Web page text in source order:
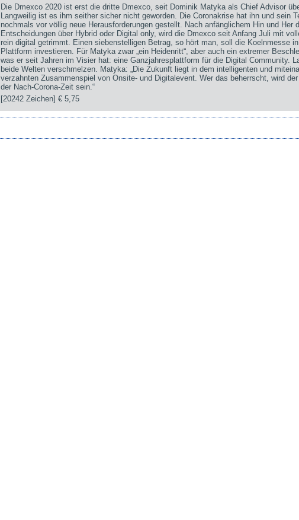
Die Dmexco 2020 ist erst die dritte Dmexco, seit Dominik Matyka als Chief Advisor
Langweilig ist es ihm seither sicher nicht geworden. Die Coronakrise hat ihn und sein
nochmals vor völlig neue Herausforderungen gestellt. Nach anfänglichem Hin und Her
Entscheidungen über Hybrid oder Digital only, wird die Dmexco seit Anfang Juli mit
rein digital getrimmt. Einen siebenstelligen Betrag, so hört man, soll die Koelnmesse
Plattform investieren. Für Matyka zwar „ein Heidenritt“, aber auch ein extremer
was er seit Jahren im Visier hat: eine Ganzjahresplattform für die Digital Community.
beide Welten verschmelzen. Matyka: „Die Zukunft liegt in dem intelligenten und
verzahnten Zusammenspiel von Onsite- und Digitalevent. Wer das beherrscht, wird
der Nach-Corona-Zeit sein.“
[20242 Zeichen]€ 5,75